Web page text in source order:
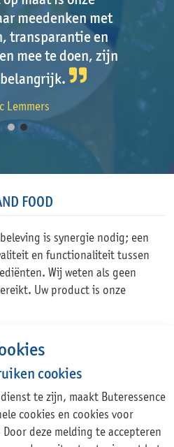
klanten tevreden
flexibiliteit en
aandacht.
teamleider orderdesk
meedenken met
transparantie en
mee te doen, zijn
belangrijk.
Lemmers
FOOD
en functionaliteit tussen
Wij weten als geen
Uw product is onze
ZAANDAM
cookies
te zijn, maakt Buteressence
cookies en cookies voor
deze melding te accepteren